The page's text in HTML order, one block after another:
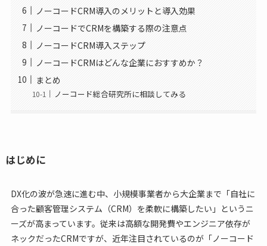
ノーコードCRM導入のメリットと導入効果
ノーコードでCRMを構築する際の注意点
ノーコードCRM導入ステップ
ノーコードCRMはどんな企業におすすめか？
まとめ
ノーコード総合研究所に相談してみる
はじめに
DX化の波が急速に進む中、小規模事業者から大企業まで「自社に
合った顧客管理システム（CRM）を柔軟に構築したい」というニ
ーズが高まっています。従来は高額な開発費やエンジニア依存が
ネックだったCRMですが、近年注目されているのが「ノーコード